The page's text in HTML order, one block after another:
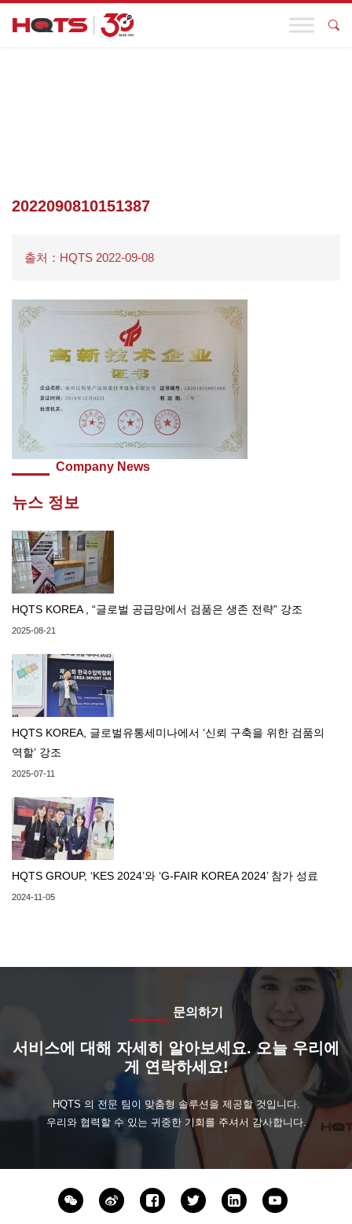
2022090810151387
출처：HQTS 2022-09-08
Company News
뉴스 정보
HQTS KOREA , “글로벌 공급망에서 검품은 생존 전략” 강조
2025-08-21
HQTS KOREA, 글로벌유통세미나에서 ‘신뢰 구축을 위한 검품의
역할’ 강조
2025-07-11
HQTS GROUP, ‘KES 2024’와 ‘G-FAIR KOREA 2024’ 참가 성료
2024-11-05
문의하기
서비스에 대해 자세히 알아보세요. 오늘 우리에
게 연락하세요!
HQTS 의 전문 팀이 맞춤형 솔루션을 제공할 것입니다.
우리와 협력할 수 있는 귀중한 기회를 주셔서 감사합니다.